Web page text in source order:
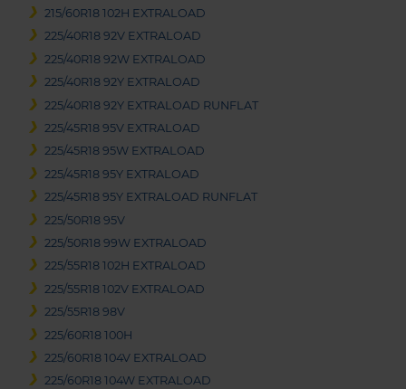
215/60R18 102H EXTRALOAD
225/40R18 92V EXTRALOAD
225/40R18 92W EXTRALOAD
225/40R18 92Y EXTRALOAD
225/40R18 92Y EXTRALOAD RUNFLAT
225/45R18 95V EXTRALOAD
225/45R18 95W EXTRALOAD
225/45R18 95Y EXTRALOAD
225/45R18 95Y EXTRALOAD RUNFLAT
225/50R18 95V
225/50R18 99W EXTRALOAD
225/55R18 102H EXTRALOAD
225/55R18 102V EXTRALOAD
225/55R18 98V
225/60R18 100H
225/60R18 104V EXTRALOAD
225/60R18 104W EXTRALOAD